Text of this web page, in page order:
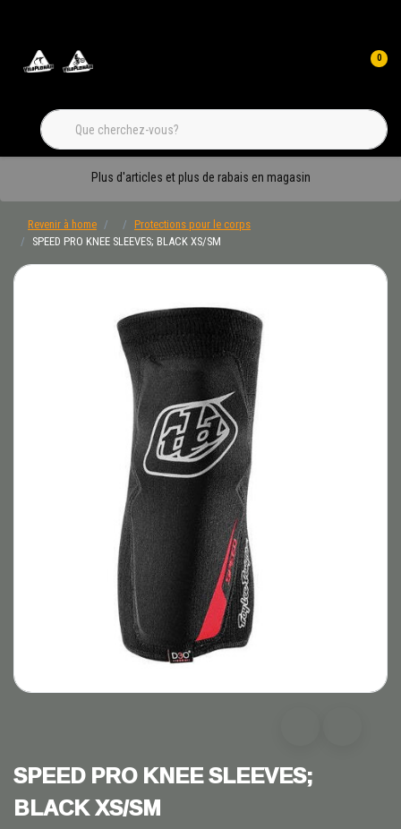
0
Plus d'articles et plus de rabais en magasin
Revenir à home
Protections pour le corps
SPEED PRO KNEE SLEEVES; BLACK XS/SM
SPEED PRO KNEE SLEEVES;
BLACK XS/SM